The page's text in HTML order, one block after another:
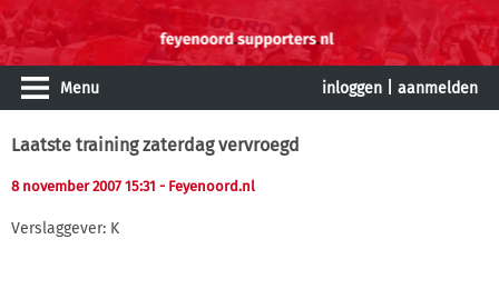
Menu inloggen aanmelden
Laatste training zaterdag vervroegd
8 november 2007 15:31 - Feyenoord.nl
Verslaggever: K